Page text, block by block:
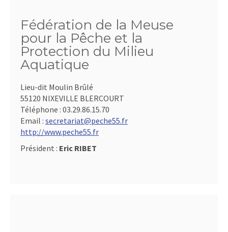
Fédération de la Meuse
pour la Pêche et la
Protection du Milieu
Aquatique
Lieu-dit Moulin Brûlé
55120 NIXEVILLE BLERCOURT
Téléphone : 03.29.86.15.70
Email : secretariat@peche55.fr
http://www.peche55.fr
Président : Eric RIBET